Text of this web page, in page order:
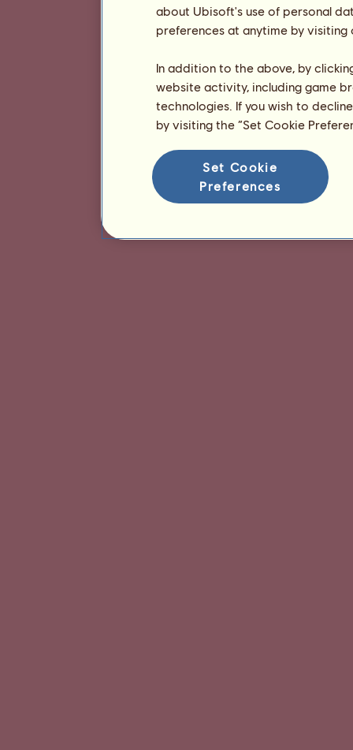
about Ubisoft's use of personal
preferences at anytime by
In addition to the above, by
website activity, including game
technologies. If you wish to
by visiting the “Set Cookie
Set Cookie
Preferences